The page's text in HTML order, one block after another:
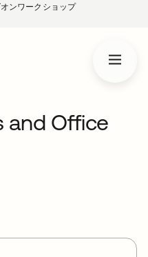
ンワークショップ
and Office